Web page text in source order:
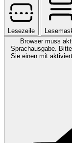
Lesezeile
Browser muss
Sprachausgabe.
Sie einen mit